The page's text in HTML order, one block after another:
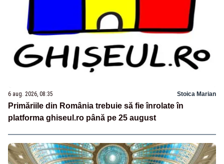
6 aug. 2026, 08:35 Stoica Marian
Primăriile din România trebuie să fie înrolate în
platforma ghiseul.ro până pe 25 august